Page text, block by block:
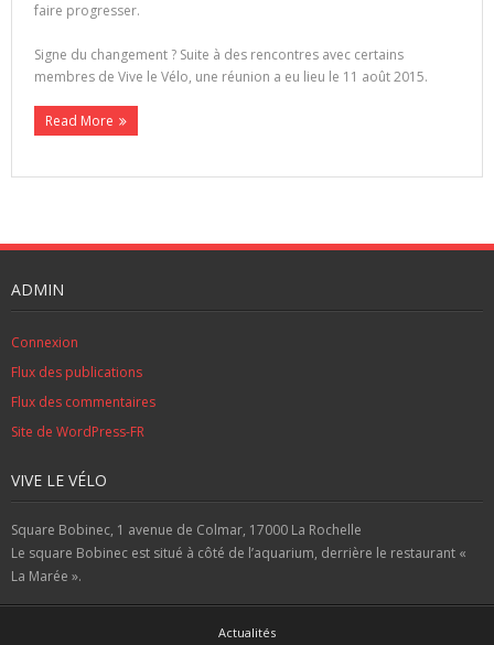
faire progresser.
Signe du changement ? Suite à des rencontres avec certains
membres de Vive le Vélo, une réunion a eu lieu le 11 août 2015.
Read More
ADMIN
Connexion
Flux des publications
Flux des commentaires
Site de WordPress-FR
VIVE LE VÉLO
Square Bobinec, 1 avenue de Colmar, 17000 La Rochelle
Le square Bobinec est situé à côté de l’aquarium, derrière le restaurant «
La Marée ».
Actualités